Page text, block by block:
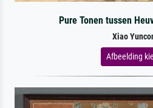
Pure Tonen tussen
Xiao
Afbeelding